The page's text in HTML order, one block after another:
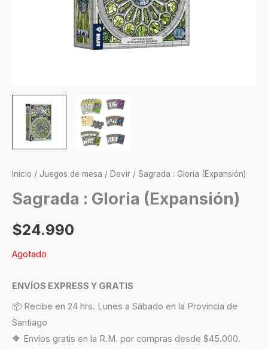
Inicio / Juegos de mesa / Devir / Sagrada : Gloria (Expansión)
Sagrada : Gloria (Expansión)
$24.990
Agotado
ENVÍOS EXPRESS Y GRATIS
📦 Recibe en 24 hrs. Lunes a Sábado en la Provincia de
Santiago
🔶 Envíos gratis en la R.M. por compras desde $45.000.